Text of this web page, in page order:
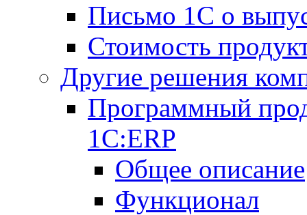
Письмо 1С о
Стоимость
Другие решения
Программный
1С:ERP
Общее описание
Функционал